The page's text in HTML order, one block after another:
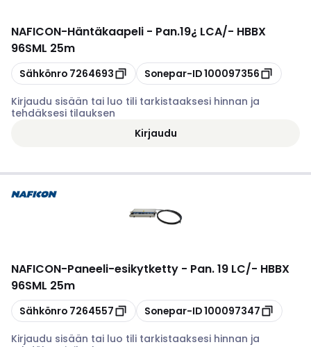
NAFICON-Häntäkaapeli - Pan.19¿ LCA/- HBBX
96SML 25m
Kopioi
Sähkönro 7264693 Kopioi
Sonepar-ID100097356
Kirjaudu sisään tai luo tili tarkistaaksesi hinnan ja
tehdäksesi tilauksen
Kirjaudu
NAFICON-Paneeli-esikytketty - Pan. 19 LC/- HBBX
96SML 25m
Kopioi
Sähkönro 7264557 Kopioi
Sonepar-ID100097347
Kirjaudu sisään tai luo tili tarkistaaksesi hinnan ja